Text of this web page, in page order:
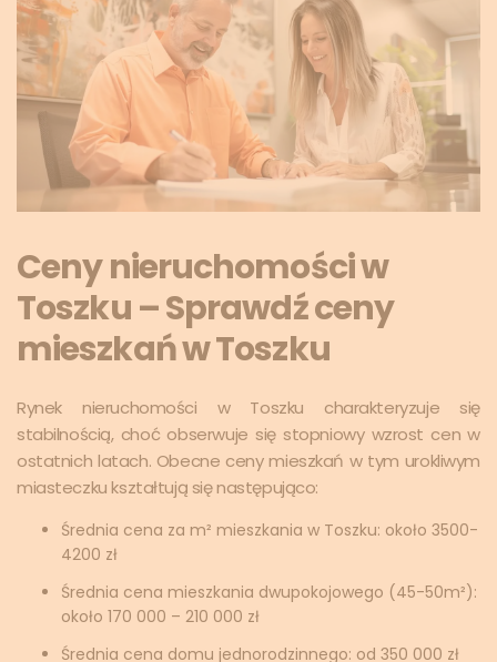
Ceny nieruchomości w
Toszku – Sprawdź ceny
mieszkań w Toszku
Rynek nieruchomości w Toszku charakteryzuje się
stabilnością, choć obserwuje się stopniowy wzrost cen w
ostatnich latach. Obecne ceny mieszkań w tym urokliwym
miasteczku kształtują się następująco:
Średnia cena za m² mieszkania w Toszku: około 3500-
4200 zł
Średnia cena mieszkania dwupokojowego (45-50m²):
około 170 000 – 210 000 zł
Średnia cena domu jednorodzinnego: od 350 000 zł